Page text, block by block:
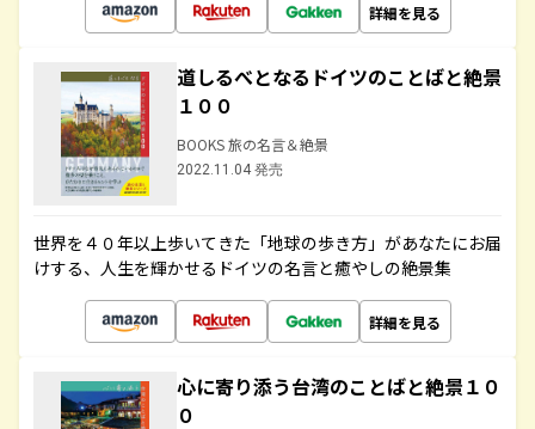
詳細を見る
道しるべとなるドイツのことばと絶景
１００
BOOKS 旅の名言＆絶景
2022.11.04 発売
世界を４０年以上歩いてきた「地球の歩き方」があなたにお届
けする、人生を輝かせるドイツの名言と癒やしの絶景集
詳細を見る
心に寄り添う台湾のことばと絶景１０
０